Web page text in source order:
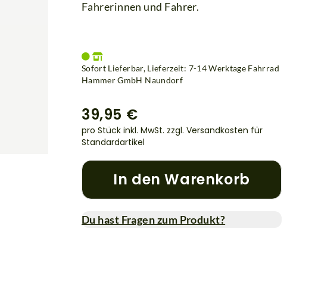
Fahrerinnen und Fahrer.
Sofort Lieferbar, Lieferzeit: 7-14 Werktage Fahrrad
Hammer GmbH Naundorf
39,95 €
pro Stück inkl. MwSt. zzgl. Versandkosten für
Standardartikel
In den Warenkorb
Du hast Fragen zum Produkt?